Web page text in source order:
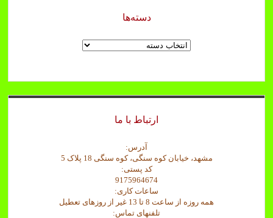
دسته‌ها
دسته‌ها
ارتباط با ما
آدرس:
مشهد، خیابان کوه سنگی، کوه سنگی 18 پلاک 5
کد پستی:
9175964674
ساعات کاری:
همه روزه از ساعت 8 تا 13 غیر از روزهای تعطیل
تلفنهای تماس: